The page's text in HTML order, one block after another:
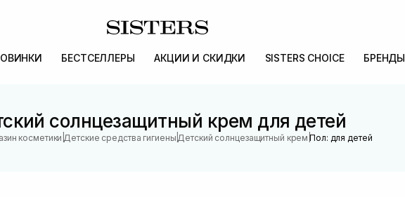
БЕСТСЕЛЛЕРЫ АКЦИИ И СКИДКИ SISTERS CHOICE БРЕНДЫ
солнцезащитный крем для детей
косметики |Детские средства гигиены |Детский солнцезащитный крем |Пол: для детей